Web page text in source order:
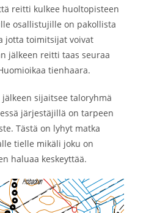
reitti kulkee huoltopisteen
osallistujille on pakollista
jotta toimitsijat voivat
jälkeen reitti taas seuraa
tienhaara.
sijaitsee taloryhmä
järjestäjillä on tarpeen
Tästä on lyhyt matka
tielle mikäli joku on
haluaa keskeyttää.